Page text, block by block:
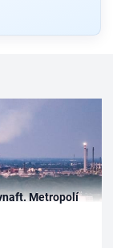
Metropolí